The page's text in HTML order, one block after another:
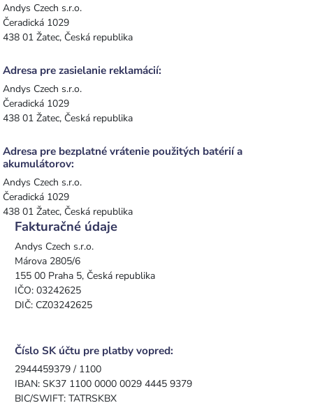
Andys Czech s.r.o.
Čeradická 1029
438 01 Žatec, Česká republika
Adresa pre zasielanie reklamácií:
Andys Czech s.r.o.
Čeradická 1029
438 01 Žatec, Česká republika
Adresa pre bezplatné vrátenie použitých batérií a
akumulátorov:
Andys Czech s.r.o.
Čeradická 1029
438 01 Žatec, Česká republika
Fakturačné údaje
Andys Czech s.r.o.
Márova 2805/6
155 00 Praha 5, Česká republika
IČO: 03242625
DIČ: CZ03242625
Číslo SK účtu pre platby vopred:
2944459379 / 1100
IBAN: SK37 1100 0000 0029 4445 9379
BIC/SWIFT: TATRSKBX